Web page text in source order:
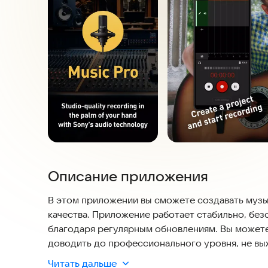
Описание приложения
В этом приложении вы сможете создавать
качества. Приложение работает стабильно,
благодаря регулярным обновлениям. Вы
доводить до профессионального уровня, не
Читать дальше